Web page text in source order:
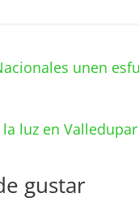
unen
luz en
gustar